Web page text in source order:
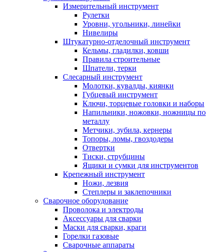
Измерительный инструмент
Рулетки
Уровни, угольники, линейки
Нивелиры
Штукатурно-отделочный инструмент
Кельмы, гладилки, ковши
Правила строительные
Шпатели, терки
Слесарный инструмент
Молотки, кувалды, киянки
Губцевый инструмент
Ключи, торцевые головки и наборы
Напильники, ножовки, ножницы по
металлу
Метчики, зубила, кернеры
Топоры, ломы, гвоздодеры
Отвертки
Тиски, струбцины
Ящики и сумки для инструментов
Крепежный инструмент
Ножи, лезвия
Степлеры и заклепочники
Сварочное оборудование
Проволока и электроды
Аксессуары для сварки
Маски для сварки, краги
Горелки газовые
Сварочные аппараты